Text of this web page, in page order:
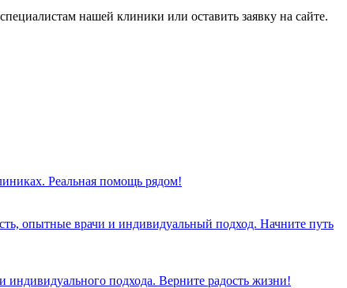
нашей клиники или оставить заявку на сайте.
Реальная помощь рядом!
опытные врачи и индивидуальный подход. Начните путь
подхода. Верните радость жизни!